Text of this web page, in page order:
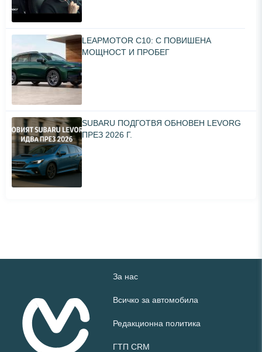
LEAPMOTOR C10: С ПОВИШЕНА
МОЩНОСТ И ПРОБЕГ
SUBARU ПОДГОТВЯ ОБНОВЕН LEVORG
ПРЕЗ 2026 Г.
За нас
Всичко за автомобила
Редакционна политика
ГТП CRM